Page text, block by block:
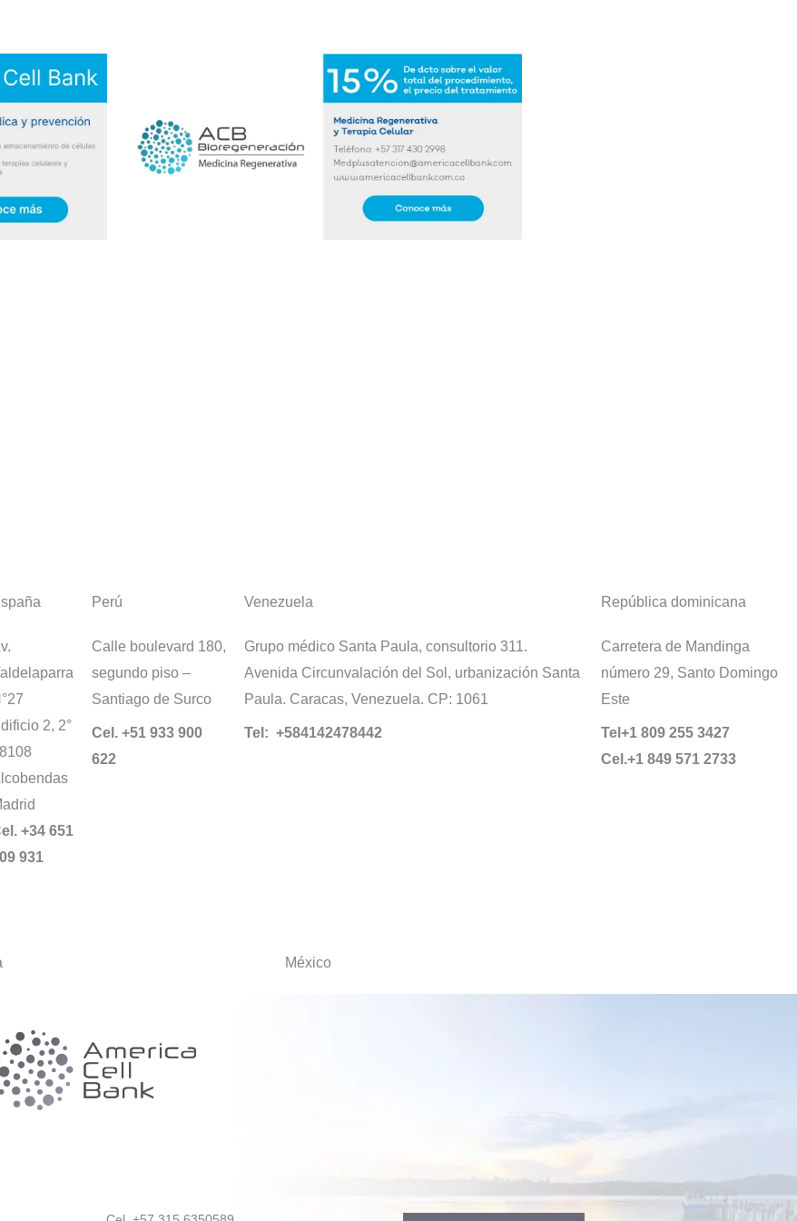
2, 2°
+34 651
931
Perú
Calle boulevard 180,
segundo piso –
Santiago de Surco
Cel. +51 933 900
622
Venezuela
Grupo médico Santa Paula, consultorio 311.
Avenida Circunvalación del Sol, urbanización Santa
Paula. Caracas, Venezuela. CP: 1061
Tel: +584142478442
República dominicana
Carretera de Mandinga
número 29, Santo Domingo
Este
Tel+1 809 255 3427
Cel.+1 849 571 2733
México